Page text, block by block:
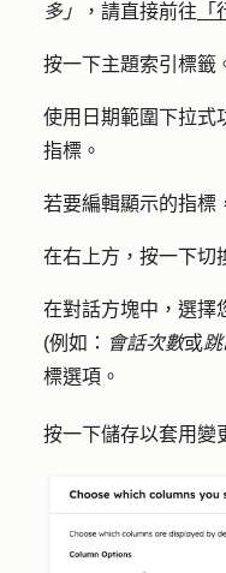
多」
，請直接前往 「
按一下主題索引標籤
使用 日期範圍下拉式
指標。
若要編輯顯示的指標
在右上方，按一下切
在對話方塊中，選擇
(例如： 會話次數或
標選項。
按一下儲存以套用變